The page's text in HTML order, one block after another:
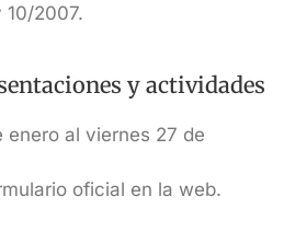
10/2007.
y actividades
enero al viernes 27 de
oficial en la web.